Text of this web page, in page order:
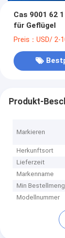
Cas 9001 62
für Geflügel
Preis：USD/ 2-
Produkt-
Markieren
Herkunftsort
Lieferzeit
Markenname
Min
Modellnummer